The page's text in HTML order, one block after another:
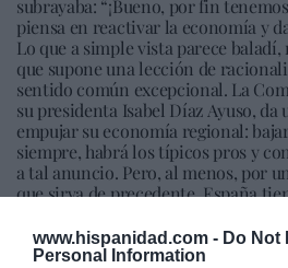
www.hispanidad.com - Do Not
Personal Information
subrayaba: “¡Bueno, por fin
piensa en reactivar la economía y
Lo que a simple vista parece
que supone una lección de
sentido común excepcional. La
su presidenta Isabel Díaz Ayuso, da
empujar su economía regional:
siempre, habrá los típicos pros y
a tal anuncio. Pero, al menos, por
que sirva de precedente, España
piensa en animar a nuestra
ahora mucho ruido con la
social, pero pocas nueces o, mejor,